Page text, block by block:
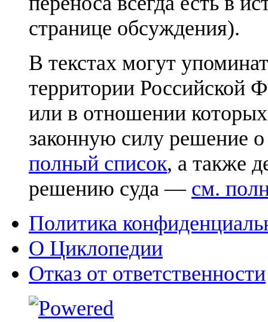
странице обсуждения).
В текстах могут
территории Российской
или в отношении
законную силу решение
полный список, а также
решению суда — см.
Политика
О Циклопедии
Отказ от ответственности